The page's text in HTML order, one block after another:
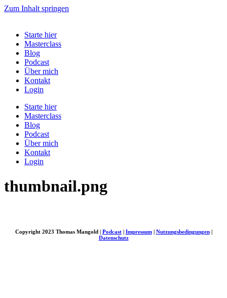
Zum Inhalt springen
Starte hier
Masterclass
Blog
Podcast
Über mich
Kontakt
Login
Starte hier
Masterclass
Blog
Podcast
Über mich
Kontakt
Login
thumbnail.png
Copyright 2023 Thomas Mangold | Podcast| Impressum| Nutzungsbedingungen|
Datenschutz